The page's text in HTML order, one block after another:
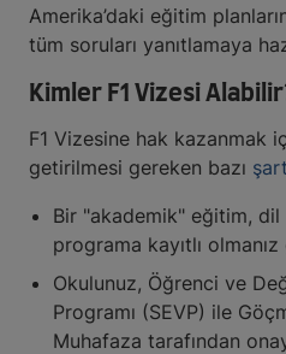
Amerika’daki eğitim
tüm soruları yanıtlamaya
Kimler F1 Vizesi
F1 Vizesine hak kazanmak
getirilmesi gereken bazı
Bir "akademik" eğitim,
programa kayıtlı
Okulunuz, Öğrenci ve
Programı (SEVP) ile
Muhafaza tarafından